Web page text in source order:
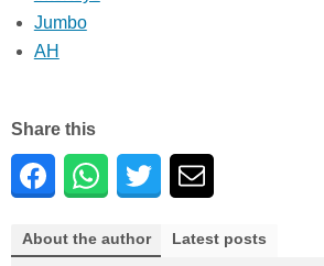
Jumbo
AH
Share this
About the author Latest posts